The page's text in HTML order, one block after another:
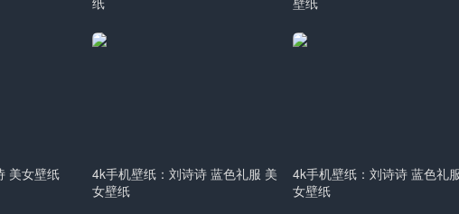
美女壁纸
4k手机壁纸：刘诗诗 蓝色礼服 美
女壁纸
4k手机壁纸：刘诗诗 蓝色礼
女壁纸